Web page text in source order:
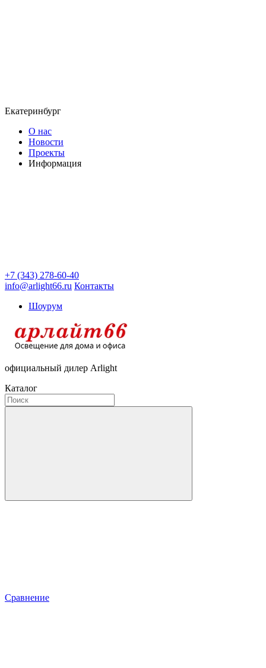
Екатеринбург
О нас
Новости
Проекты
Информация
+7 (343) 278-60-40
info@arlight66.ru Контакты
Шоурум
официальный дилер Arlight
Каталог
Сравнение